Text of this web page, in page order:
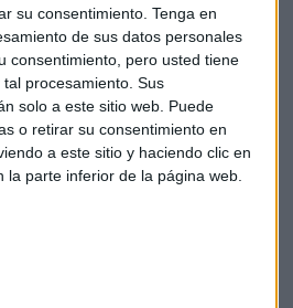
su consentimiento. Tenga en
de sus datos personales
consentimiento, pero usted tiene
procesamiento. Sus
solo a este sitio web. Puede
o retirar su consentimiento en
a este sitio y haciendo clic en
la parte inferior de la página web.